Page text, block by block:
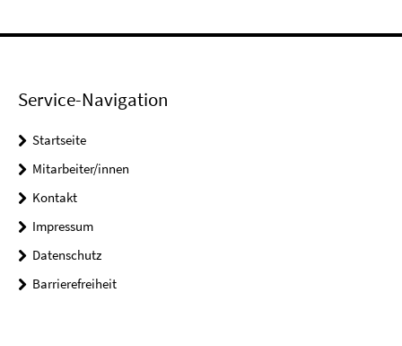
Service-Navigation
Startseite
Mitarbeiter/innen
Kontakt
Impressum
Datenschutz
Barrierefreiheit